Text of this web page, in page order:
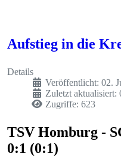
Aufstieg in die
Details
Veröffentlicht: 02.
Zuletzt aktualisiert:
Zugriffe: 623
TSV Homburg -
0:1 (0:1)